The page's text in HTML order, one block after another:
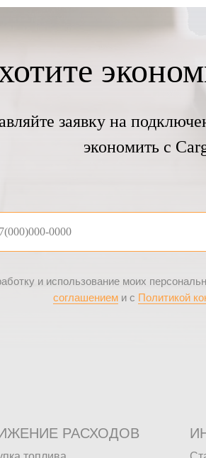
заявку на
экономить с
и использование моих
соглашением и с Политикой
РАСХОДОВ